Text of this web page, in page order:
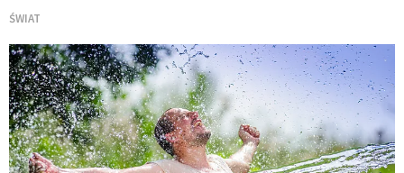
ŚWIAT